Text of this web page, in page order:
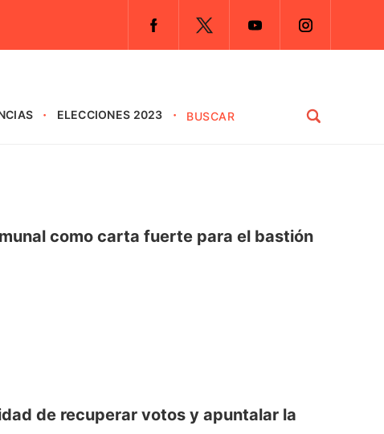
ELECCIONES 2023
como carta fuerte para el bastión
de recuperar votos y apuntalar la